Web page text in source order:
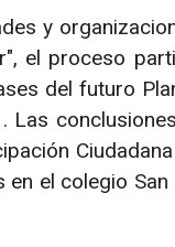
y
el proceso
del futuro
Las
el colegio